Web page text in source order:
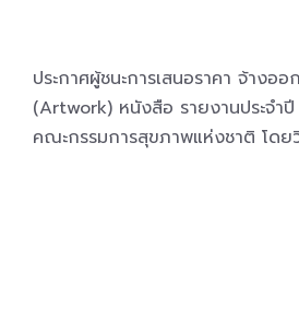
ประกาศผู้ชนะการเสนอราคา จ้างออ
(Artwork) หนังสือ รายงานประจำ
คณะกรรมการสุขภาพแห่งชาติ โดยวิ